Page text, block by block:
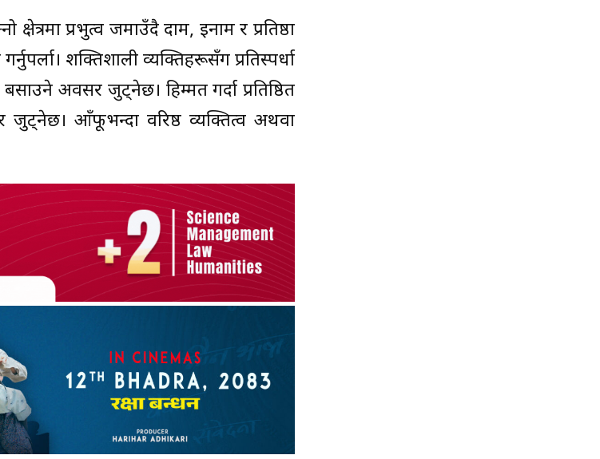
प्रभुत्व जमाउँदै दाम, इनाम र प्रतिष्ठा
शक्तिशाली व्यक्तिहरूसँग प्रतिस्पर्धा
अवसर जुट्नेछ। हिम्मत गर्दा प्रतिष्ठित
जुट्नेछ। आँफूभन्दा वरिष्ठ व्यक्तित्व अथवा